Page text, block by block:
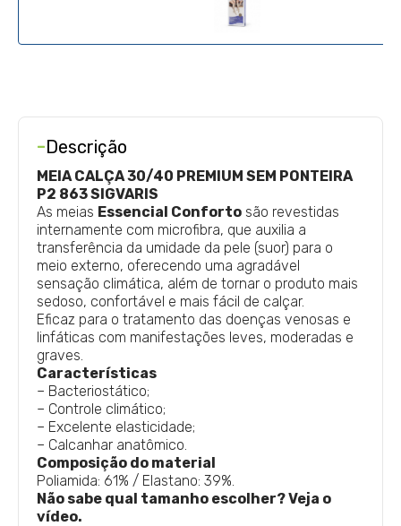
-Descrição
MEIA CALÇA 30/40 PREMIUM SEM PONTEIRA
P2 863 SIGVARIS
As meias Essencial Conforto são revestidas
internamente com microfibra, que auxilia a
transferência da umidade da pele (suor) para o
meio externo, oferecendo uma agradável
sensação climática, além de tornar o produto mais
sedoso, confortável e mais fácil de calçar.
Eficaz para o tratamento das doenças venosas e
linfáticas com manifestações leves, moderadas e
graves.
Características
– Bacteriostático;
– Controle climático;
– Excelente elasticidade;
– Calcanhar anatômico.
Composição do material
Poliamida: 61% / Elastano: 39%.
Não sabe qual tamanho escolher? Veja o
vídeo.